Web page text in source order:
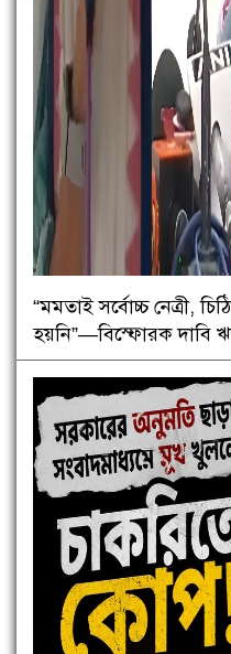
“মমতাই সর্বোচ্চ নেত্রী,
হয়নি”—বিস্ফোরক দাবি